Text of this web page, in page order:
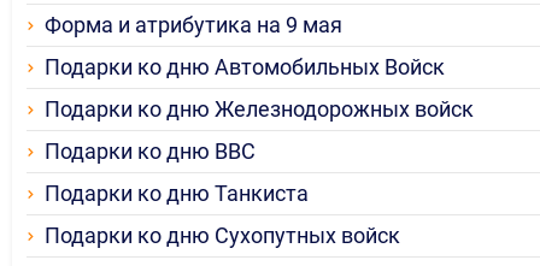
Форма и атрибутика на 9 мая
Подарки ко дню Автомобильных Войск
Подарки ко дню Железнодорожных войск
Подарки ко дню ВВС
Подарки ко дню Танкиста
Подарки ко дню Сухопутных войск